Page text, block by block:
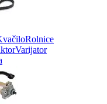
Rolnice
Varijator